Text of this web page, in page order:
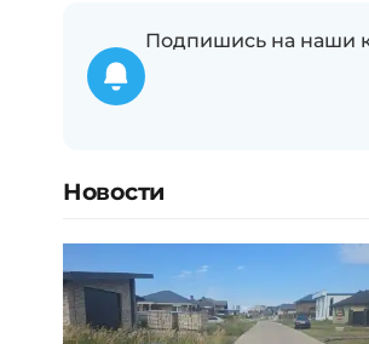
Подпишись на наши
Новости